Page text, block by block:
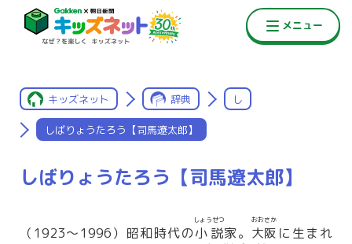
キッズネット 辞典 し
しばりょうたろう【司馬遼太郎】
しばりょうたろう【司馬遼太郎】
（1923〜1996）昭和時代の小説
しょうせつ
家。 大阪
おおさか
に生まれ